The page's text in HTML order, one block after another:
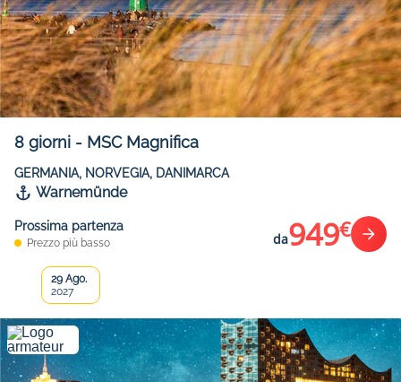
8 giorni - MSC Magnifica
GERMANIA, NORVEGIA, DANIMARCA
Warnemünde
Prossima partenza
Prezzo più basso da949€
29 Ago.
2027